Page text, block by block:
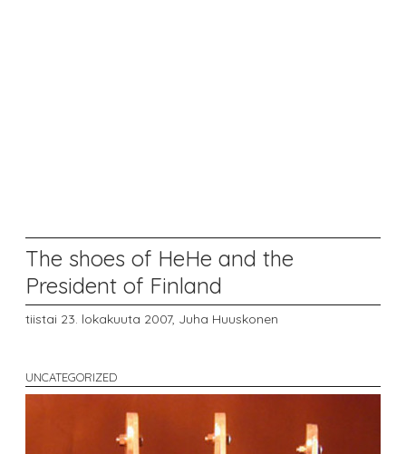
The shoes of HeHe and the
President of Finland
tiistai 23. lokakuuta 2007, Juha Huuskonen
UNCATEGORIZED